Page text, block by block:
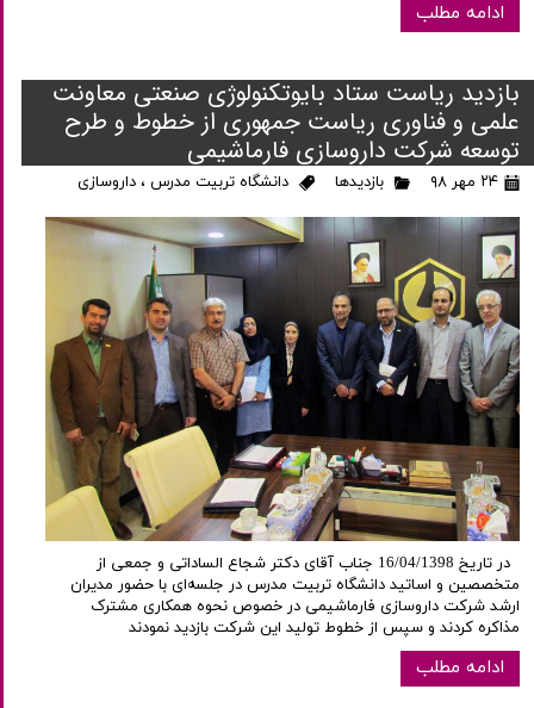
ادامه مطلب
بازدید ریاست ستاد بایوتکنولوژی صنعتی معاونت
علمی و فناوری ریاست جمهوری از خطوط و طرح
توسعه شرکت داروسازی فارماشیمی
۲۴ مهر ۹۸ بازدیدها دانشگاه تربیت مدرس ، داروسازی
در تاریخ 16/04/1398 جناب آقای دکتر شجاع الساداتی و جمعی از
متخصصین و اساتید دانشگاه تربیت مدرس در جلسه‌ای با حضور مدیران
ارشد شرکت داروسازی فارماشیمی در خصوص نحوه همکاری مشترک
مذاکره کردند و سپس از خطوط تولید این شرکت بازدید نمودند
ادامه مطلب